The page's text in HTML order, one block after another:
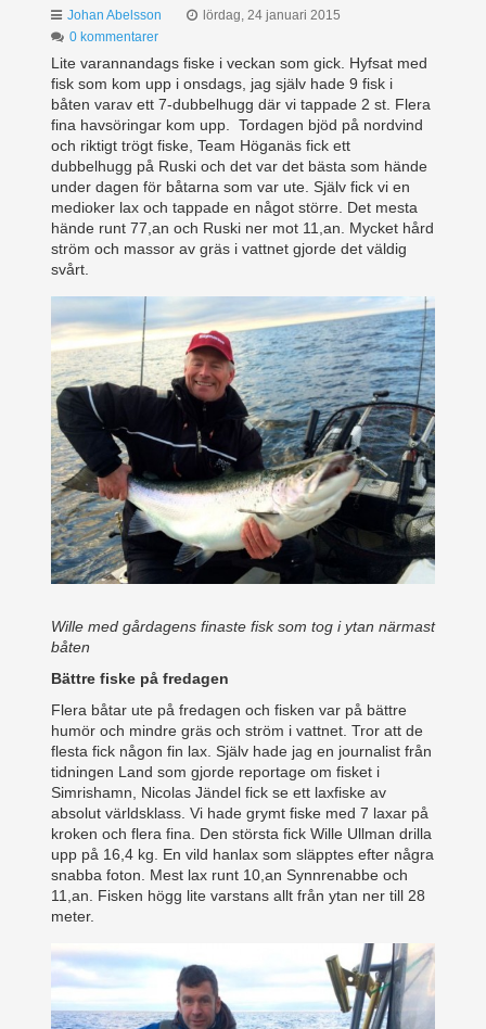
Johan Abelsson
lördag, 24 januari 2015
0 kommentarer
Lite varannandags fiske i veckan som gick. Hyfsat med
fisk som kom upp i onsdags, jag själv hade 9 fisk i
båten varav ett 7-dubbelhugg där vi tappade 2 st. Flera
fina havsöringar kom upp. Tordagen bjöd på nordvind
och riktigt trögt fiske, Team Höganäs fick ett
dubbelhugg på Ruski och det var det bästa som hände
under dagen för båtarna som var ute. Själv fick vi en
medioker lax och tappade en något större. Det mesta
hände runt 77,an och Ruski ner mot 11,an. Mycket hård
ström och massor av gräs i vattnet gjorde det väldig
svårt.
Wille med gårdagens finaste fisk som tog i ytan närmast
båten
Bättre fiske på fredagen
Flera båtar ute på fredagen och fisken var på bättre
humör och mindre gräs och ström i vattnet. Tror att de
flesta fick någon fin lax. Själv hade jag en journalist från
tidningen Land som gjorde reportage om fisket i
Simrishamn, Nicolas Jändel fick se ett laxfiske av
absolut världsklass. Vi hade grymt fiske med 7 laxar på
kroken och flera fina. Den största fick Wille Ullman drilla
upp på 16,4 kg. En vild hanlax som släpptes efter några
snabba foton. Mest lax runt 10,an Synnrenabbe och
11,an. Fisken högg lite varstans allt från ytan ner till 28
meter.